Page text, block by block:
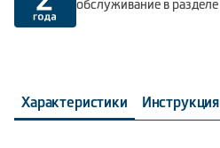
обслуживание в разделе
Характеристики Инструкция